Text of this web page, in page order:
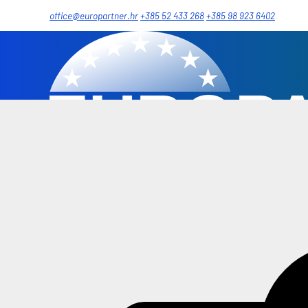
office@europartner.hr+385 52 433 268+385 98 923 6402